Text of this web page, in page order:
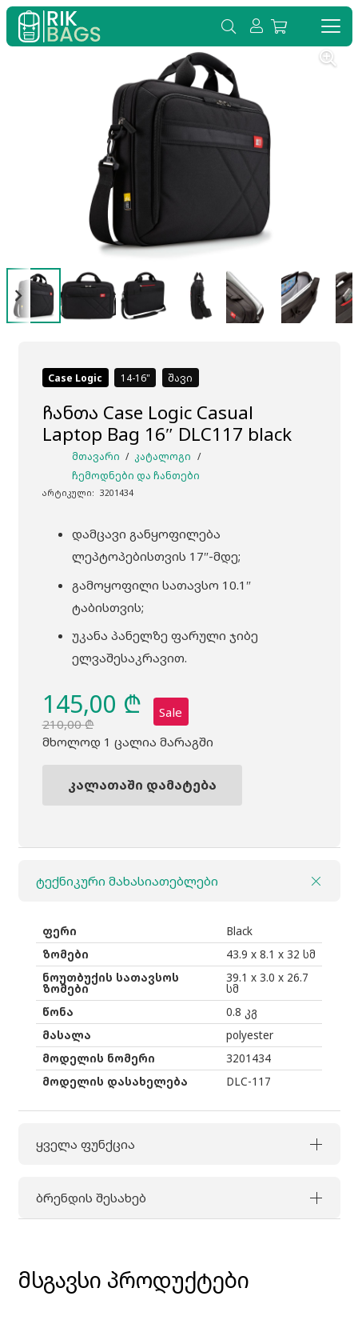
Case Logic 14-16 შავი
ჩანთა Case Logic Casual
Laptop Bag 16″ DLC117 black
ᲛᲗᲐᲕᲐᲠᲘ / ᲙᲐᲢᲐᲚᲝᲒᲘ /
ᲩᲔᲛᲝᲓᲜᲔᲑᲘ ᲓᲐ ᲩᲐᲜᲗᲔᲑᲘ
არტიკული: 3201434
დამცავი განყოფილება
ლეპტოპებისთვის 17″-მდე;
გამოყოფილი სათავსო 10.1″
ტაბისთვის;
უკანა პანელზე ფარული ჯიბე
ელვაშესაკრავით.
210,00₾
Original
was:
145,00 ₾
Current
Sale
მხოლოდ 1 ცალია მარაგში
რაოდენობა:
Casual
Bag
16"
DLC117
black
კალათაში დამატება
ტექნიკური მახასიათებლები
ფერი
Black
ზომები
43.9 x 8.1 x 32 სმ
ნოუთბუქის სათავსოს
ზომები
39.1 x 3.0 x 26.7
სმ
წონა
0.8 კგ
მასალა
polyester
მოდელის ნომერი
3201434
მოდელის დასახელება
DLC-117
ყველა ფუნქცია
ბრენდის შესახებ
მსგავსი პროდუქტები